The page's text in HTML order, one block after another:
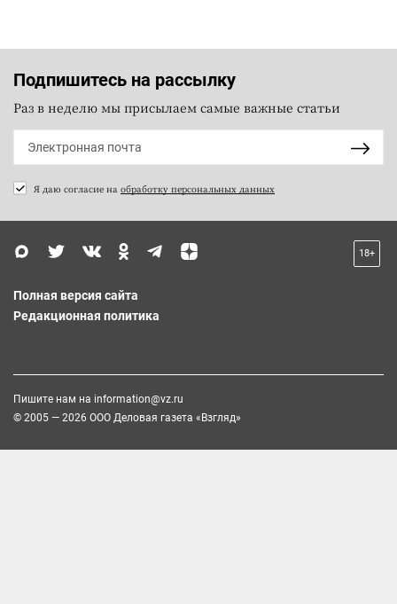
Подпишитесь на рассылку
Раз в неделю мы присылаем самые важные статьи
Я даю согласие на обработку персональных данных
18+
Полная версия сайта
Редакционная политика
Пишите нам на information@vz.ru
© 2005 — 2026 ООО Деловая газета «Взгляд»